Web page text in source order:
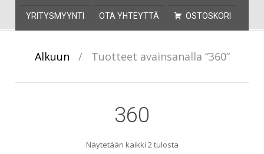
YRITYSMYYNTI OTA YHTEYTTÄ OSTOSKORI
Alkuun / Tuotteet avainsanalla “360”
360
Näytetään kaikki 2 tulostaSorted